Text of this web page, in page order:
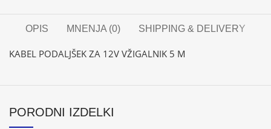
OPIS MNENJA (0) SHIPPING & DELIVERY
KABEL PODALJŠEK ZA 12V VŽIGALNIK 5 M
PORODNI IZDELKI